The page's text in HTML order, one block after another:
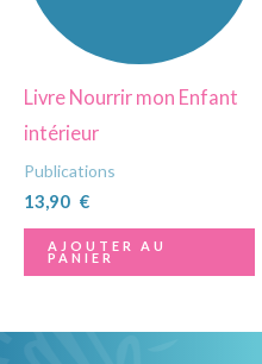
Livre Nourrir mon Enfant
intérieur
Publications
13,90 €
AJOUTER AU
PANIER